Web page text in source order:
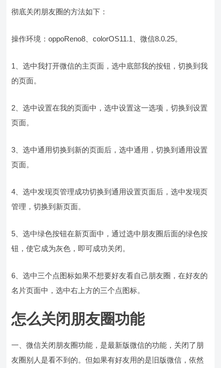
彻底关闭朋友圈的方法如下：
操作环境：oppoReno8、colorOS11.1、微信8.0.25。
1、选中我打开微信的主页面，选中底部我的按钮，切换到我
的页面。
2、选中设置在我的页面中，选中设置这一选项，切换到设置
页面。
3、选中通用切换到新的页面后，选中通用，切换到通用设置
页面。
4、选中发现页管理成功切换到通用设置页面后，选中发现页
管理，切换到新页面。
5、选中绿色按钮在新页面中，通过选中朋友圈后面的绿色按
钮，使它成为灰色，即可成功关闭。
6、选中三个点图标如果不想要好友看自己朋友圈，在好友的
名片页面中，选中右上方的三个点图标。
怎么关闭朋友圈功能
一、微信关闭朋友圈功能，是最新版微信的功能，关闭了朋
友圈别人是看不到的。但如果有好友用的是旧版微信，依然